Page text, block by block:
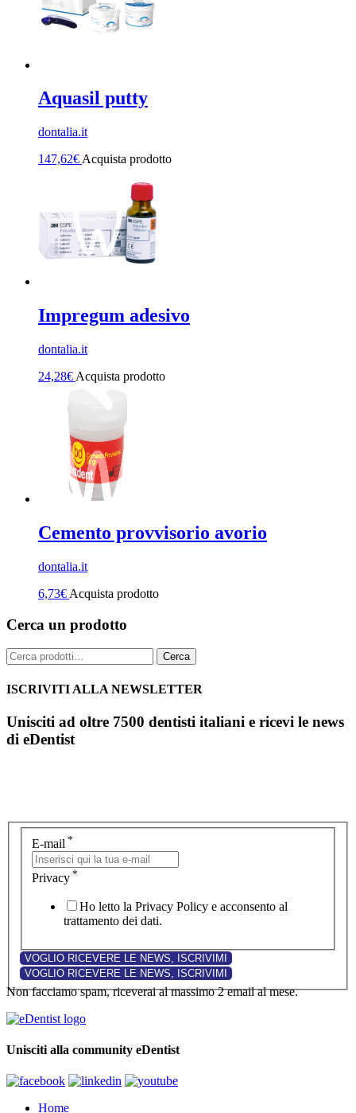
Aquasil putty
dontalia.it
147,62€ Acquista prodotto
Impregum adesivo
dontalia.it
24,28€ Acquista prodotto
Cemento provvisorio avorio
dontalia.it
6,73€ Acquista prodotto
Cerca un prodotto
Cerca: Cerca
ISCRIVITI ALLA NEWSLETTER
Unisciti ad oltre 7500 dentisti italiani e ricevi le news
di eDentist
E-mail *
Privacy *
Ho letto la Privacy Policy e acconsento al
trattamento dei dati.
Non facciamo spam, riceverai al massimo 2 email al mese.
Unisciti alla community eDentist
Home